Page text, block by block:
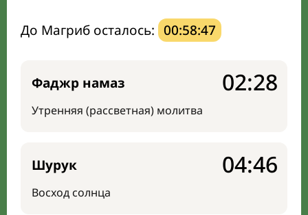
До Магриб осталось: 00:58:46
Фаджр намаз
Утренняя (рассветная) молитва
02:28
Шурук
Восход солнца
04:46